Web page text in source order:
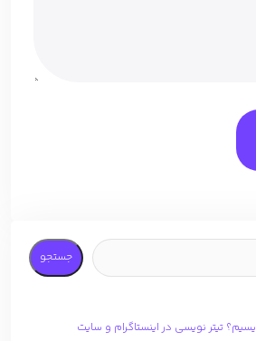
جستجو
تیتر نویسی در اینستاگرام و سایت